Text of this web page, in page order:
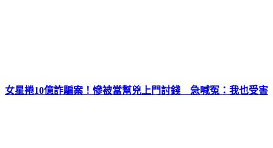
女星捲10億詐騙案！慘被當幫兇上門討錢 急喊冤：我也受害